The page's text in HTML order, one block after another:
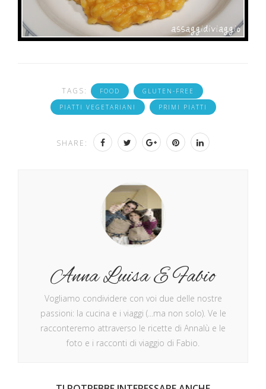
TAGS: FOOD
GLUTEN-FREE
PIATTI VEGETARIANI
PRIMI PIATTI
SHARE:
Anna Luisa E Fabio
Vogliamo condividere con voi due delle nostre
passioni: la cucina e i viaggi (...ma non solo). Ve le
racconteremo attraverso le ricette di Annalù e le
foto e i racconti di viaggio di Fabio.